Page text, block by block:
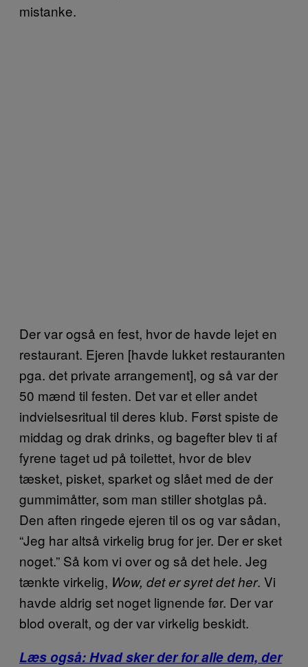
mistanke.
Der var også en fest, hvor de havde lejet en
restaurant. Ejeren [havde lukket restauranten
pga. det private arrangement], og så var der
50 mænd til festen. Det var et eller andet
indvielsesritual til deres klub. Først spiste de
middag og drak drinks, og bagefter blev ti af
fyrene taget ud på toilettet, hvor de blev
tæsket, pisket, sparket og slået med de der
gummimåtter, som man stiller shotglas på.
Den aften ringede ejeren til os og var sådan,
“Jeg har altså virkelig brug for jer. Der er sket
noget.” Så kom vi over og så det hele. Jeg
tænkte virkelig, Wow, det er syret det her. Vi
havde aldrig set noget lignende før. Der var
blod overalt, og der var virkelig beskidt.
Læs også: Hvad sker der for alle dem, der